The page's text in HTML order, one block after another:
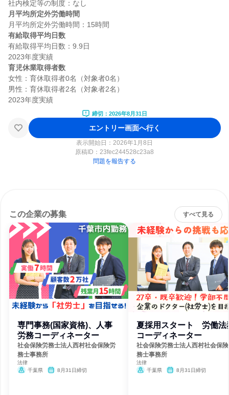
月平均所定外労働時間
有給取得平均日数
有給取得平均日数：9.9日
育児休業取得者数
女性：育休取得者0名（対象者0名）
男性：育休取得者2名（対象者2名）
締切：2026年8月31日
エントリー画面へ行く
表示開始日：2026年1月8日
原稿ID： 23fec244528c23a8
問題を報告する
この企業の募集 すべて見る
専門事務(国家資格)、人事
労務コーディネーター
社会保険労務士法人西村社会保険労
務士事務所
法律
千葉県
8月31日締切
夏採用スタート 労働法
コーディネーター
社会保険労務士法人西村社会保
務士事務所
法律
千葉県
8月31日締切